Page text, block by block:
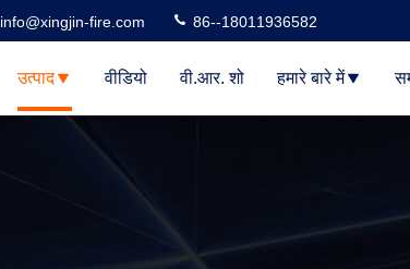
info@xingjin-fire.com 86--18011936582
उत्पाद वीडियो वी.आर. शो हमारे बारे में